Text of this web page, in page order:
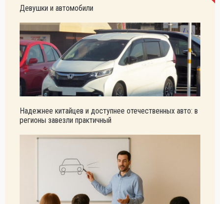
Девушки и автомобили
Надежнее китайцев и доступнее отечественных авто: в
регионы завезли практичный